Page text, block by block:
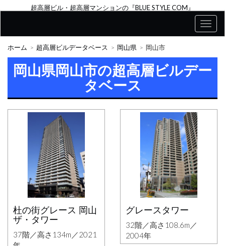
超高層ビル・超高層マンションの『BLUE STYLE COM』
ホーム 超高層ビルデータベース 岡山県 岡山市
岡山県岡山市の超高層ビルデー
タベース
杜の街グレース 岡山
ザ・タワー
37階／高さ134m／2021
グレースタワー
32階／高さ108.6m／
2004年